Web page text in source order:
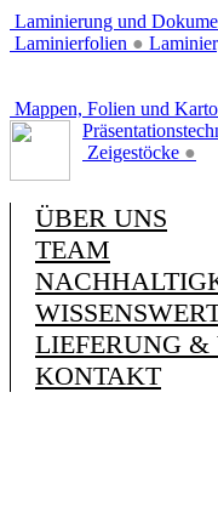
Laminierung und
Laminierfolien ●
Mappen, Folien und
Zeigestöcke ●
ÜBER UNS
TEAM
LIEFERUNG &
KONTAKT